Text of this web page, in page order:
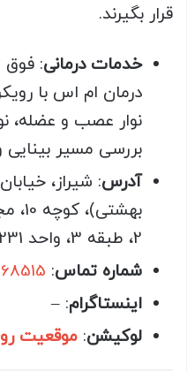
قرار بگیرند.
خدمات درمانی:
درمان ام اس با
بررسی مسیر
آدرس: شیراز،
2، طبقه 3، واحد 231
شماره تماس:
اینستاگرام: –
لوکیشن: موقعیت